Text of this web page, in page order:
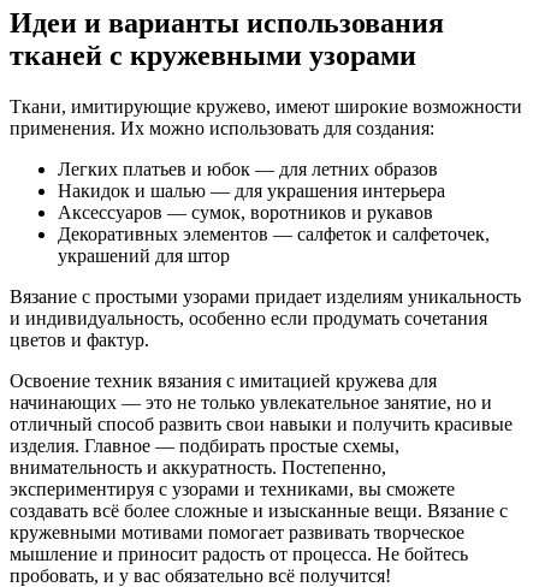
Идеи и варианты использования
тканей с кружевными узорами
Ткани, имитирующие кружево, имеют широкие возможности
применения. Их можно использовать для создания:
Легких платьев и юбок — для летних образов
Накидок и шалью — для украшения интерьера
Аксессуаров — сумок, воротников и рукавов
Декоративных элементов — салфеток и салфеточек,
украшений для штор
Вязание с простыми узорами придает изделиям уникальность
и индивидуальность, особенно если продумать сочетания
цветов и фактур.
Освоение техник вязания с имитацией кружева для
начинающих — это не только увлекательное занятие, но и
отличный способ развить свои навыки и получить красивые
изделия. Главное — подбирать простые схемы,
внимательность и аккуратность. Постепенно,
экспериментируя с узорами и техниками, вы сможете
создавать всё более сложные и изысканные вещи. Вязание с
кружевными мотивами помогает развивать творческое
мышление и приносит радость от процесса. Не бойтесь
пробовать, и у вас обязательно всё получится!